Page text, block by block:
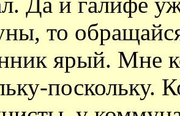
то
ярый. Мне
поскольку.